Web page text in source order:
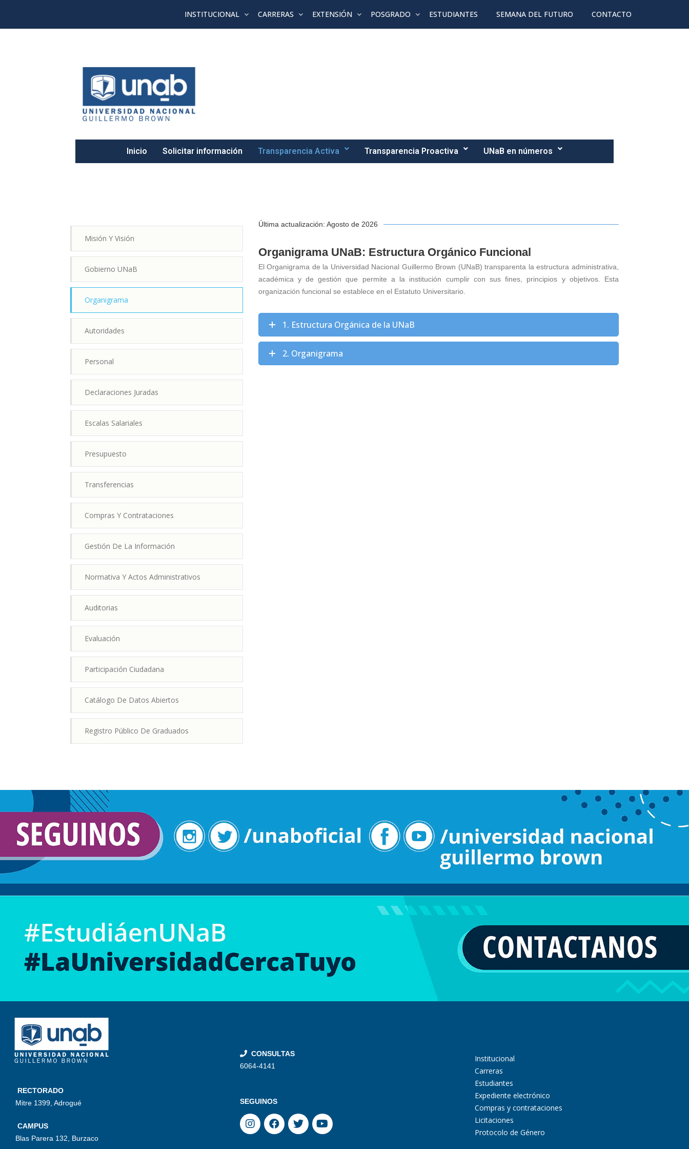
INSTITUCIONAL CARRERAS EXTENSIÓN POSGRADO ESTUDIANTES SEMANA DEL FUTURO CONTACTO
Inicio Solicitar información Transparencia Activa Transparencia Proactiva UNaB en números
Misión Y Visión
Gobierno UNaB
Organigrama
Autoridades
Personal
Declaraciones Juradas
Escalas Salariales
Presupuesto
Transferencias
Compras Y Contrataciones
Gestión De La Información
Normativa Y Actos Administrativos
Auditorias
Evaluación
Participación Ciudadana
Catálogo De Datos Abiertos
Registro Público De Graduados
Última actualización: Agosto de 2026
Organigrama UNaB: Estructura Orgánico Funcional
El Organigrama de la Universidad Nacional Guillermo Brown (UNaB) transparenta la estructura administrativa,
académica y de gestión que permite a la institución cumplir con sus fines, principios y objetivos. Esta
organización funcional se establece en el Estatuto Universitario.
1. Estructura Orgánica de la UNaB
2. Organigrama
RECTORADO
Mitre 1399, Adrogué
CAMPUS
Blas Parera 132, Burzaco
CONSULTAS
6064-4141
SEGUINOS
Institucional
Carreras
Estudiantes
Expediente electrónico
Compras y contrataciones
Licitaciones
Protocolo de Género